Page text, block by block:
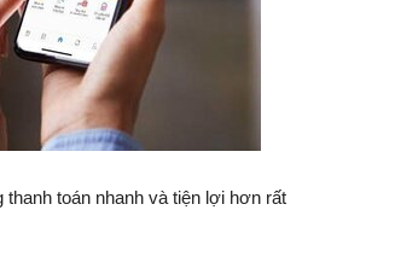
toán nhanh và tiện lợi hơn rất